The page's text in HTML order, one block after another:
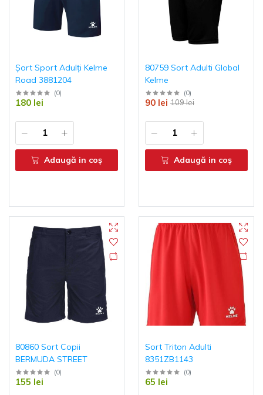
Șort Sport Adulți Kelme
Road 3881204
(0)
180 lei
Adaugă in coş
80759 Sort Adulti Global
Kelme
(0)
109 lei
90 lei
Adaugă in coş
80860 Sort Copii
BERMUDA STREET
(0)
155 lei
Sort Triton Adulti
8351ZB1143
(0)
65 lei